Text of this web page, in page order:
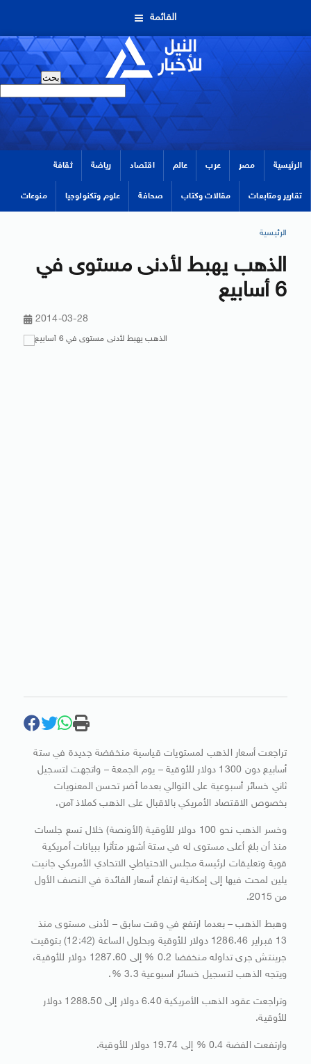
القائمة
الرئيسية مصر عرب عالم اقتصاد رياضة ثقافة
تقارير ومتابعات مقالات وكتاب صحافة علوم وتكنولوجيا منوعات
الرئيسية
الذهب يهبط لأدنى مستوى في
6 أسابيع
2014-03-28
تراجعت أسعار الذهب لمستويات قياسية منخفضة جديدة في ستة
أسابيع دون 1300 دولار للأوقية – يوم الجمعة – واتجهت لتسجيل
ثاني خسائر أسبوعية على التوالي بعدما أضر تحسن المعنويات
بخصوص الاقتصاد الأمريكي بالاقبال على الذهب كملاذ آمن.
وخسر الذهب نحو 100 دولار للأوقية (الأونصة) خلال تسع جلسات
منذ أن بلغ أعلى مستوى له في ستة أشهر متأثرا ببيانات أمريكية
قوية وتعليقات لرئيسة مجلس الاحتياطي الاتحادي الأمريكي جانيت
يلين لمحت فيها إلى إمكانية ارتفاع أسعار الفائدة في النصف الأول
من 2015.
وهبط الذهب – بعدما ارتفع في وقت سابق – لأدنى مستوى منذ
13 فبراير 1286.46 دولار للأوقية وبحلول الساعة (12:42) بتوقيت
جرينتش جرى تداوله منخفضا 0.2 % إلى 1287.60 دولار للأوقية،
ويتجه الذهب لتسجيل خسائر اسبوعية 3.3 %.
وتراجعت عقود الذهب الأمريكية 6.40 دولار إلى 1288.50 دولار
للأوقية.
وارتفعت الفضة 0.4 % إلى 19.74 دولار للأوقية.